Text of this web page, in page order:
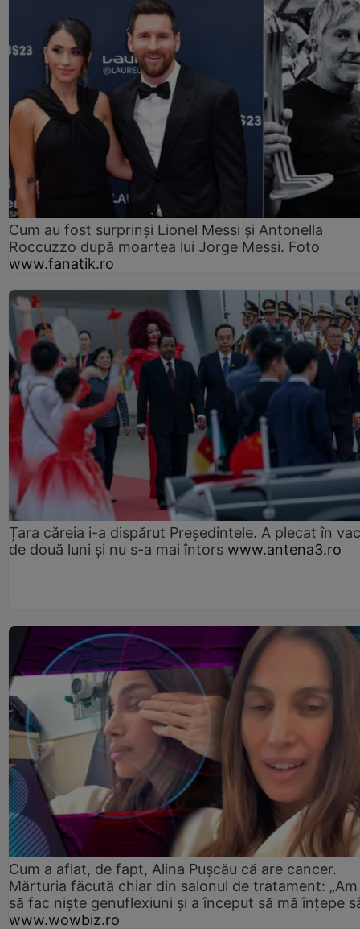
Cum au fost surprinși Lionel Messi și Antonella
Roccuzzo după moartea lui Jorge Messi. Foto
www.fanatik.ro
Țara căreia i-a dispărut Președintele. A plecat în
de două luni și nu s-a mai întors www.antena3.ro
Cum a aflat, de fapt, Alina Pușcău că are cancer.
Mărturia făcută chiar din salonul de tratament:
să fac niște genuflexiuni și a început să mă înțepe
www.wowbiz.ro